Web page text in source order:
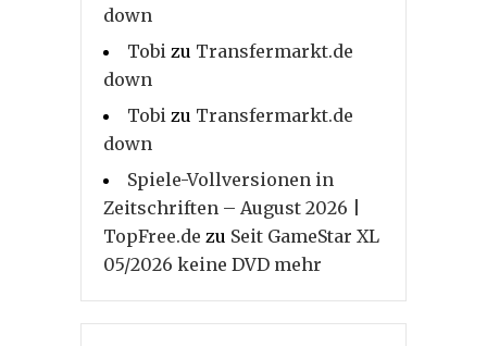
down
Tobi zu Transfermarkt.de
down
Tobi zu Transfermarkt.de
down
Spiele-Vollversionen in
Zeitschriften – August 2026 |
TopFree.de zu Seit GameStar XL
05/2026 keine DVD mehr